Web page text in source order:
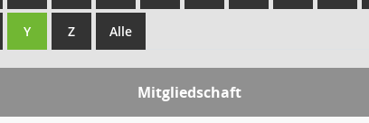
Y Z Alle
Mitgliedschaft